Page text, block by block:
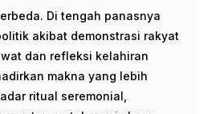
Di tengah panasnya
akibat demonstrasi rakyat
dan refleksi kelahiran
makna yang lebih
ritual seremonial,